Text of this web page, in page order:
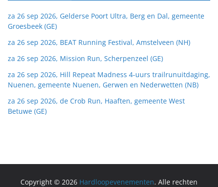
za 26 sep 2026, Gelderse Poort Ultra, Berg en Dal, gemeente
Groesbeek (GE)
za 26 sep 2026, BEAT Running Festival, Amstelveen (NH)
za 26 sep 2026, Mission Run, Scherpenzeel (GE)
za 26 sep 2026, Hill Repeat Madness 4-uurs trailrunuitdaging,
Nuenen, gemeente Nuenen, Gerwen en Nederwetten (NB)
za 26 sep 2026, de Crob Run, Haaften, gemeente West
Betuwe (GE)
Copyright © 2026 Hardloopevenementen. Alle rechten